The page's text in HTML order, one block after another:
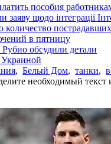
пособия
щодо інтеграції
пострадавших
в пятницу
обсудили детали
, Белый Дом, танки,
необходимый